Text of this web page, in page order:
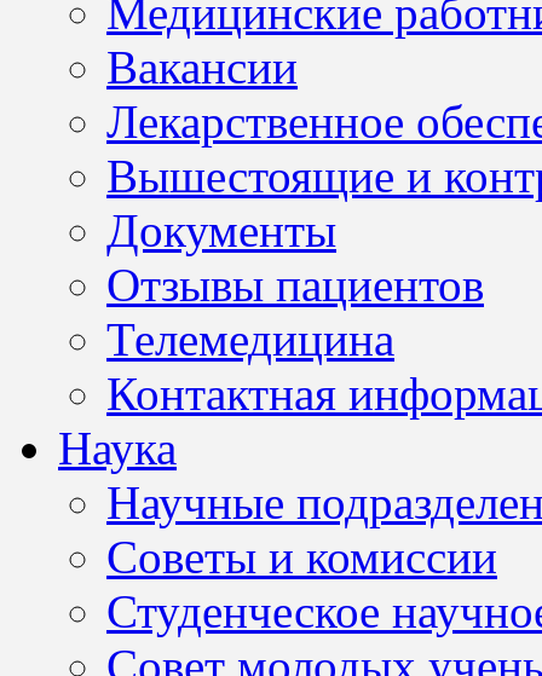
Медицинские
Вакансии
Лекарственное
Вышестоящие и
Документы
Отзывы пациентов
Телемедицина
Контактная
Наука
Научные
Советы и комиссии
Студенческое